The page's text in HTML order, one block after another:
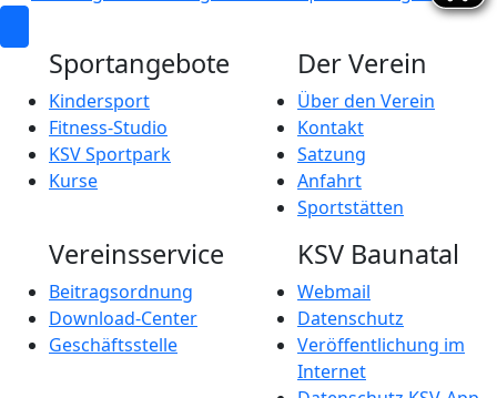
Sportangebote
Kindersport
Fitness-Studio
KSV Sportpark
Kurse
Der Verein
Über den Verein
Kontakt
Satzung
Anfahrt
Sportstätten
Vereinsservice
Beitragsordnung
Download-Center
Geschäftsstelle
KSV Baunatal
Webmail
Datenschutz
Veröffentlichung im
Internet